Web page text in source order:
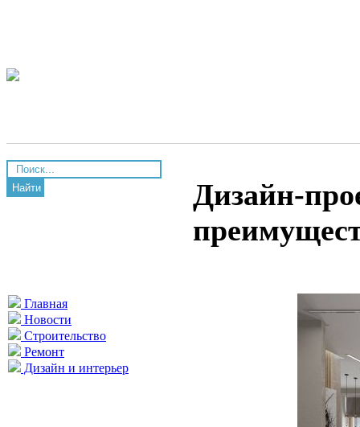
Найти
Главная
Новости
Строительство
Ремонт
Дизайн и интерьер
Дизайн-